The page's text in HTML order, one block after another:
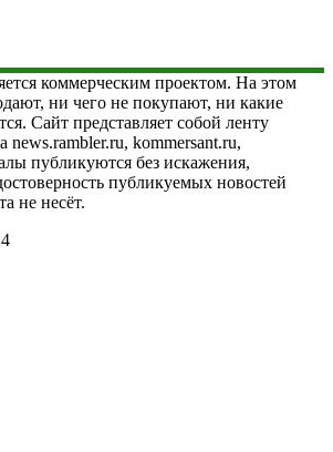
коммерческим проектом. На этом
ни чего не покупают, ни какие
Сайт представляет собой ленту
news.rambler.ru, kommersant.ru,
публикуются без искажения,
публикуемых новостей
не несёт.